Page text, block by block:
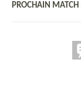
PROCHAIN